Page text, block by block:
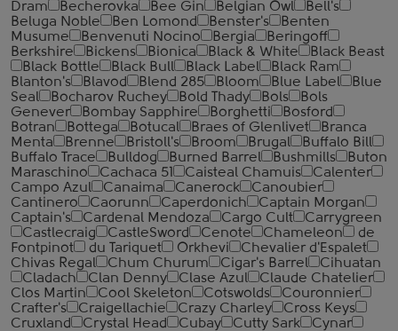
Dram
Becherovka Bee Gin Belgian Owl
Bell's
Beluga Noble
Ben Lomond Benster's
Benten
Musume
Benvenuti Nocino Bergia
Beringoff
Berkshire
Bickens Bionica Black & White
Black Beast
Black Bottle
Black Bull Black Label
Black Ram
Blanton's
Blavod Blend 285 Bloom Blue Label
Blue
Seal
Bocharov Ruchey Bold Thady Bols
Bols
Genever
Bombay Sapphire Borghetti
Bosford
Botran
Bottega Botucal Braes of Glenlivet
Branca
Menta
Brenne Bristoll's Broom Brugal
Buffalo Bill
Buffalo Trace
Bulldog Burned Barrel Bushmills
Buton
Maraschino
Cachaca 51 Caisteal Chamuis
Calenter
Campo Azul
Canaima Canerock
Canoubier
Cantinero
Caorunn Caperdonich
Captain Morgan
Captain's
Cardenal Mendoza Cargo Cult
Carrygreen
Castlecraig
CastleSword Cenote Chameleon
de
Fontpinot
du Tariquet Orkhevi
Chevalier d'Espalet
Chivas Regal
Chum Churum Cigar's Barrel
Cihuatan
Cladach
Clan Denny Clase Azul
Claude Chatelier
Clos Martin
Cool Skeleton Cotswolds
Couronnier
Crafter's
Craigellachie Crazy Charley
Cross Keys
Cruxland
Crystal Head Cubay Cutty Sark
Cynar